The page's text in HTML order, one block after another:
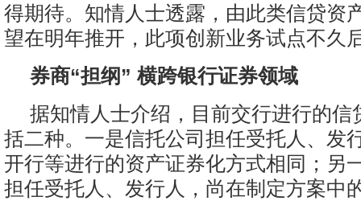
得期待。知情人士透露，由此类信贷资
望在明年推开，此项创新业务试点不久
券商“担纲” 横跨银行证券领域
据知情人士介绍，目前交行进行的信
括二种。一是信托公司担任受托人、发
开行等进行的资产证券化方式相同；另
担任受托人、发行人，尚在制定方案中